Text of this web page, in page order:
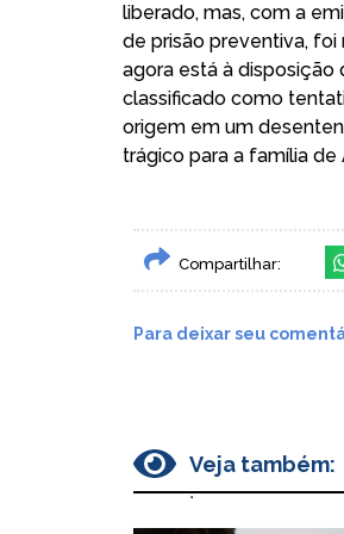
liberado, mas, com a
de prisão preventiva,
agora está à disposição
classificado como
origem em um
trágico para a família de
Compartilhar:
Para deixar seu
Veja também:
.